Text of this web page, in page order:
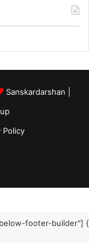
Sanskardarshan
Policy
footer-builder"] {